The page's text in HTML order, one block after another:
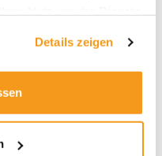
Details zeigen